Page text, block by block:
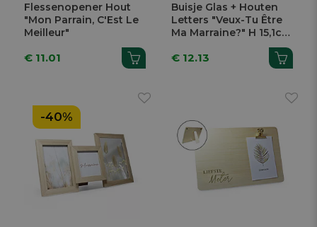
Flessenopener Hout
"Mon Parrain, C'Est Le
Meilleur"
€ 11.01
Buisje Glas + Houten
Letters "Veux-Tu Être
Ma Marraine?" H 15,1cm
€ 12.13
-40%